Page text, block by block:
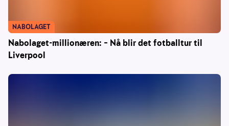
Nabolaget-millionæren: – Nå blir det fotballtur til
Liverpool
NABOLAGET